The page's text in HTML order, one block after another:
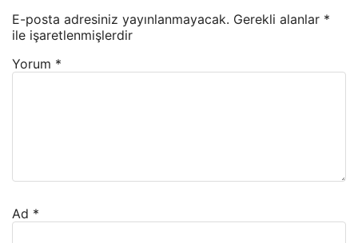
E-posta adresiniz yayınlanmayacak. Gerekli alanlar *
ile işaretlenmişlerdir
Yorum *
Ad *